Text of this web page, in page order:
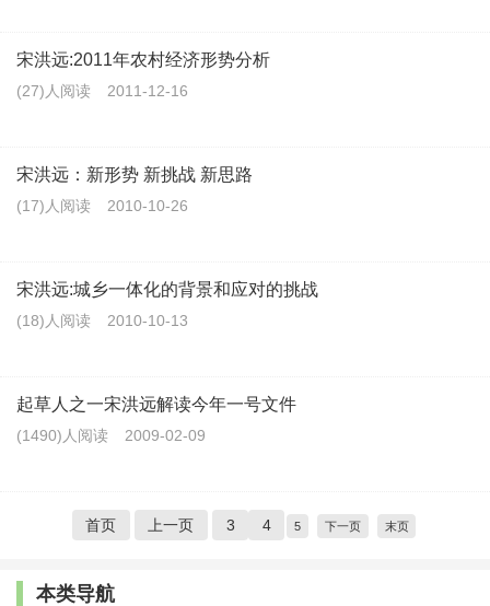
宋洪远:2011年农村经济形势分析
(27)人阅读 2011-12-16
宋洪远：新形势 新挑战 新思路
(17)人阅读 2010-10-26
宋洪远:城乡一体化的背景和应对的挑战
(18)人阅读 2010-10-13
起草人之一宋洪远解读今年一号文件
(1490)人阅读 2009-02-09
首页 上一页 3 4 5 下一页 末页
本类导航